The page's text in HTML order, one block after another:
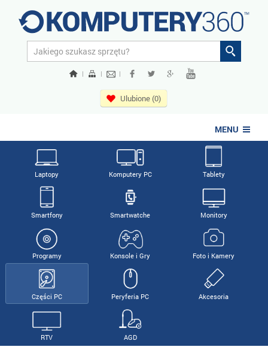
| | |
Ulubione (0)
MENU
Laptopy Komputery PC Tablety
Smartfony Smartwatche Monitory
Programy Konsole i Gry Foto i Kamery
Części PC Peryferia PC Akcesoria
RTV AGD